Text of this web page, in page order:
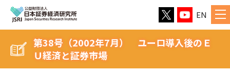
EN
第38号（2002年7月） ユーロ導入後のＥ
Ｕ経済と証券市場